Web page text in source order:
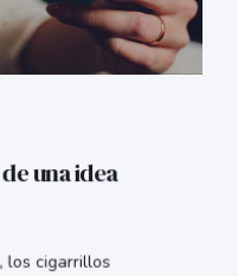
una idea
los cigarrillos